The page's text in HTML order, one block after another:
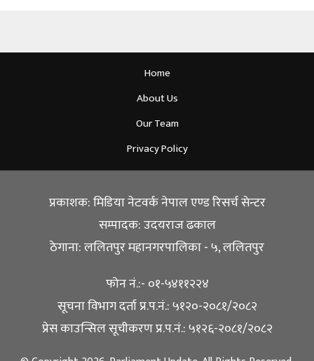
Home
About Us
Our Team
Privacy Policy
प्रकाशक: मिडिया नेटवर्क नेपाल एण्ड रिसर्च सेन्टर
सम्पादक: उदयराज ढकाल
ठेगाना: ललितपुर महानगरपालिका - ५, ललितपुर
फोन नं.:- ०१-५४११२२४
सूचना विभाग दर्ता प्र.प.नं.: ५१२०-२०८१/२०८२
प्रेस काउन्सिल सूचीकरण प्र.प.नं.: ५१२६-२०८१/२०८२